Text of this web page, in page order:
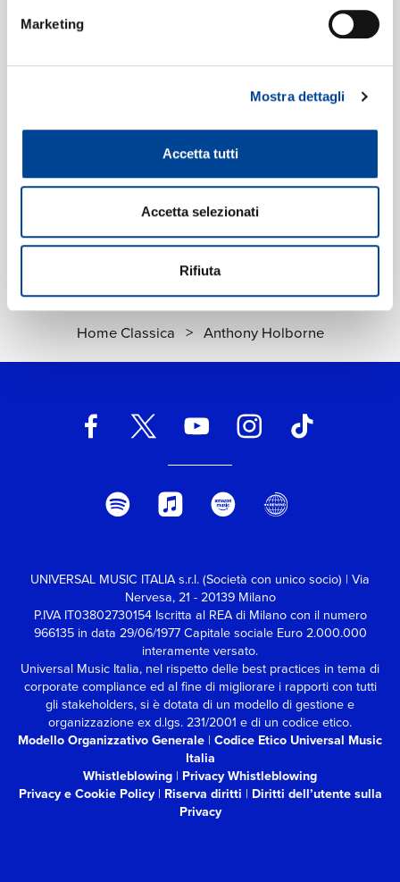
Marketing
Mostra dettagli
Accetta tutti
Accetta selezionati
Rifiuta
JONES
And Galliards
The Renaissance
ANDREAS SCHOLL,
EDIN KARAMAZOV,
MARCUS MÄRKL
Andreas Scholl -
Robert Dowland's "A
Musicall Banquet"
Digitale
Home Classica > Anthony Holborne
UNIVERSAL MUSIC ITALIA s.r.l. (Società con unico socio) | Via
Nervesa, 21 - 20139 Milano
P.IVA IT03802730154 Iscritta al REA di Milano con il numero
966135 in data 29/06/1977Capitale sociale Euro 2.000.000
interamente versato.
Universal Music Italia, nel rispetto delle best practices in tema di
corporate compliance ed al fine di migliorare i rapporti con tutti
gli stakeholders,si è dotata di un modello di gestione e
organizzazione ex d.lgs. 231/2001 e di un codice etico.
Modello Organizzativo Generale | Codice Etico Universal Music
Italia
Whistleblowing | Privacy Whistleblowing
Privacy e Cookie Policy| Riserva diritti | Diritti dell’utente sulla
Privacy